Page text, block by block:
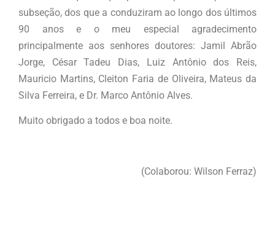
subseção, dos que a conduziram ao longo dos últimos
90 anos e o meu especial agradecimento
principalmente aos senhores doutores: Jamil Abrão
Jorge, César Tadeu Dias, Luiz Antônio dos Reis,
Mauricio Martins, Cleiton Faria de Oliveira, Mateus da
Silva Ferreira, e Dr. Marco Antônio Alves.
Muito obrigado a todos e boa noite.
(Colaborou: Wilson Ferraz)